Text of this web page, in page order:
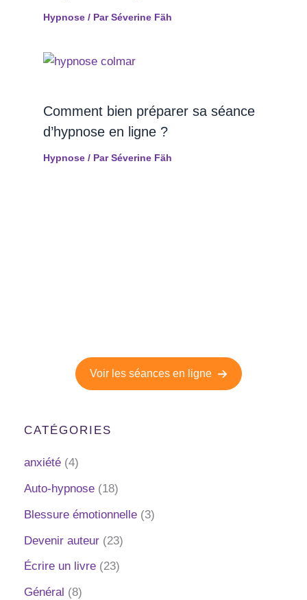
Hypnose/ ParSéverine Fäh
Comment bien préparer sa séance
d’hypnose en ligne ?
Hypnose/ ParSéverine Fäh
Voir les séances en ligne
CATÉGORIES
anxiété (4)
Auto-hypnose (18)
Blessure émotionnelle (3)
Devenir auteur (23)
Écrire un livre (23)
Général (8)